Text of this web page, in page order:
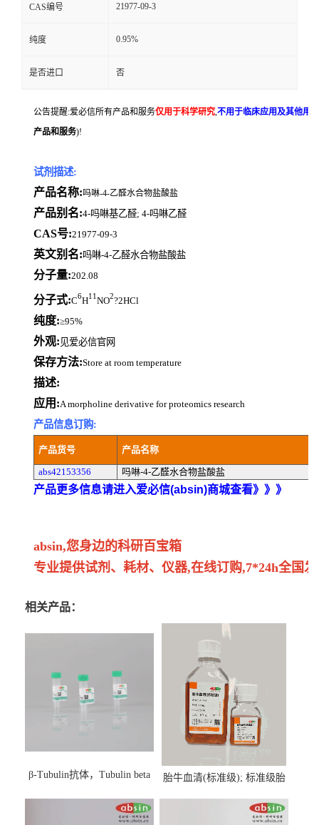
CAS编号 21977-09-3
纯度 0.95%
是否进口 否
公告提醒:爱必信所有产品和服务仅用于科学研究,不用于临床应用及其他用
产品和服务)!
试剂描述:
产品名称:吗啉-4-乙醛水合物盐酸盐
产品别名:4-吗啉基乙醛; 4-吗啉乙醛
CAS号:21977-09-3
英文别名: 吗啉-4-乙醛水合物盐酸盐
分子量:202.08
分子式:C6H11NO2?2HCl
纯度:≥95%
外观: 见爱必信官网
保存方法:Store at room temperature
描述:
应用:A morpholine derivative for proteomics research
产品信息订购:
产品货号 产品名称
abs42153356 吗啉-4-乙醛水合物盐酸盐
产品更多信息请进入爱必信(absin)商城查看》》》
absin,您身边的科研百宝箱
专业提供试剂、耗材、仪器,在线订购,7*24h全国
相关产品：
β-Tubulin抗体，Tubulin beta
胎牛血清(标准级); 标准级胎